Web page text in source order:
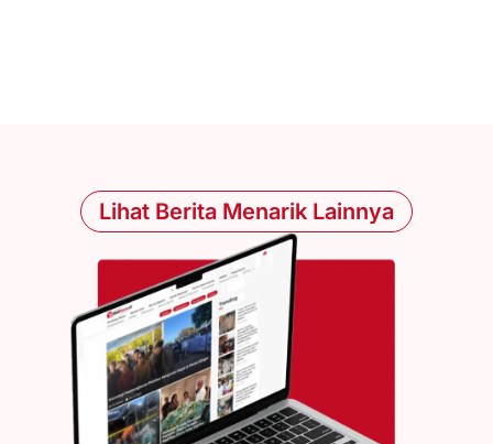
Lihat Berita Menarik Lainnya